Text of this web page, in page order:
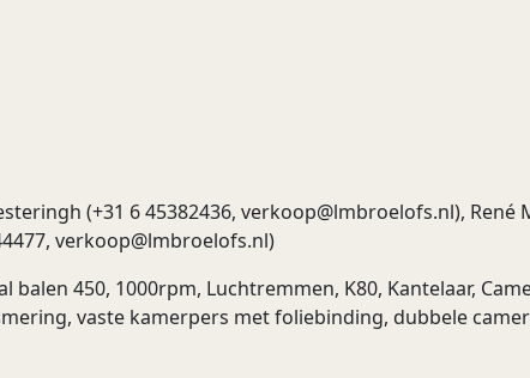
(+31 6 45382436, verkoop@lmbroelofs.nl), René
verkoop@lmbroelofs.nl)
450, 1000rpm, Luchtremmen, K80, Kantelaar,
vaste kamerpers met foliebinding, dubbele